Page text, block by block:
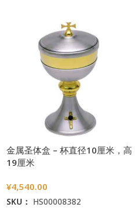
金属圣体盒 – 杯直径10厘米，高
19厘米
¥4,540.00
SKU： HS00008382